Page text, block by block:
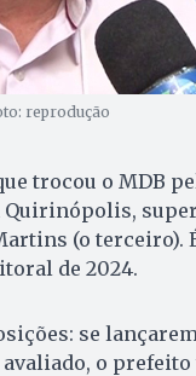
reprodução
trocou o MDB
Quirinópolis,
(o terceiro).
de 2024.
se
o